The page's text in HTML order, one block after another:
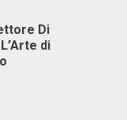
Di
di